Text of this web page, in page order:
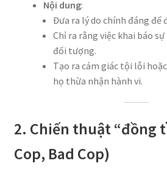
Nội dung:
Đưa ra lý do chính đáng để
Chỉ ra rằng việc khai báo
đối tượng.
Tạo ra cảm giác tội lỗi
họ thừa nhận hành vi.
2. Chiến thuật “đồng
Cop, Bad Cop)